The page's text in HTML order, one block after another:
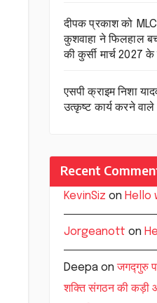
दीपक प्रकाश को
कुशवाहा ने फिलहाल
की कुर्सी मार्च 2027 के
एसपी क्राइम निशा
उत्कृष्ट कार्य करने
Recent
KevinSiz on Hello
Jorgeanott on
Deepaonजगद्गुरु
शक्ति संगठन की कड़ी